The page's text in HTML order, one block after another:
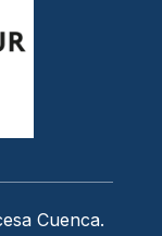
Cuenca.